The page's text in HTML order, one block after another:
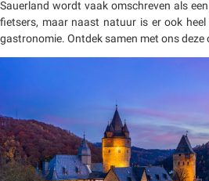
Sauerland wordt vaak omschreven als
fietsers, maar naast natuur is er ook
gastronomie. Ontdek samen met ons deze